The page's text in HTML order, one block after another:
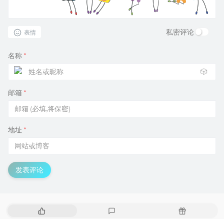
表情 私密评论
名称 *
🎲
邮箱 *
地址 *
发表评论
热
随